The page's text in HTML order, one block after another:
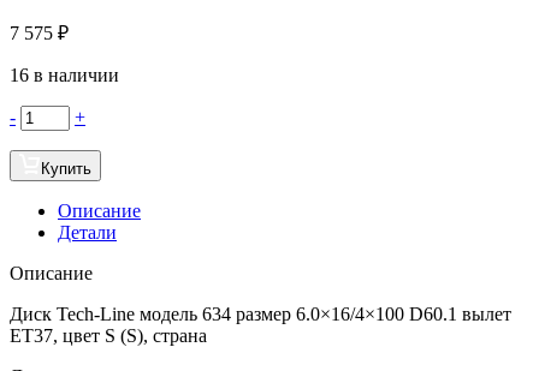
7 575 ₽
16 в наличии
- +
Купить
Описание
Детали
Описание
Диск Tech-Line модель 634 размер 6.0×16/4×100 D60.1 вылет
ET37, цвет S (S), страна